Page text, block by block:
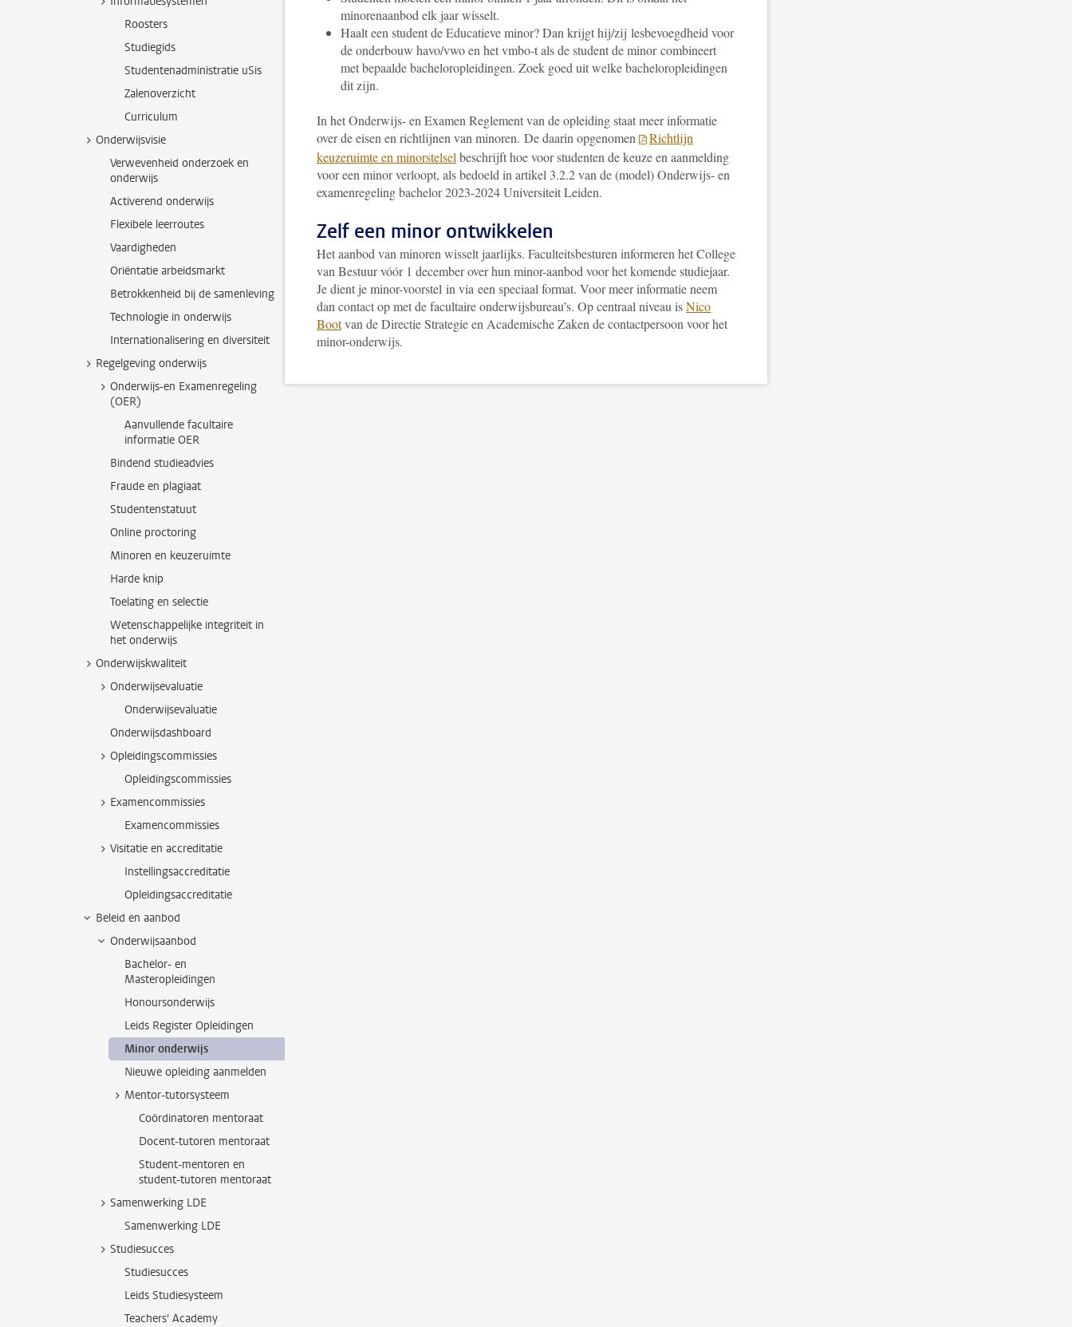
Roosters
Studiegids
Studentenadministratie uSis
Zalenoverzicht
Curriculum
Onderwijsvisie
Verwevenheid onderzoek en
onderwijs
Activerend onderwijs
Flexibele leerroutes
Vaardigheden
Oriëntatie arbeidsmarkt
Betrokkenheid bij de samenleving
Technologie in onderwijs
Internationalisering en diversiteit
Regelgeving onderwijs
Onderwijs-en Examenregeling
(OER)
Aanvullende facultaire
informatie OER
Bindend studieadvies
Fraude en plagiaat
Studentenstatuut
Online proctoring
Minoren en keuzeruimte
Harde knip
Toelating en selectie
Wetenschappelijke integriteit in
het onderwijs
Onderwijskwaliteit
Onderwijsevaluatie
Onderwijsevaluatie
Onderwijsdashboard
Opleidingscommissies
Opleidingscommissies
Examencommissies
Examencommissies
Visitatie en accreditatie
Instellingsaccreditatie
Opleidingsaccreditatie
Beleid en aanbod
Onderwijsaanbod
Bachelor- en
Masteropleidingen
Honoursonderwijs
Leids Register Opleidingen
Minor onderwijs
Nieuwe opleiding aanmelden
Mentor-tutorsysteem
Coördinatoren mentoraat
Docent-tutoren mentoraat
Student-mentoren en
student-tutoren mentoraat
Samenwerking LDE
Samenwerking LDE
Studiesucces
Studiesucces
Leids Studiesysteem
Teachers' Academy
minorenaanbod elk jaar wisselt.
Haalt een student de Educatieve minor? Dan krijgt hij/zij lesbevoegdheid voor
de onderbouw havo/vwo en het vmbo-t als de student de minor combineert
met bepaalde bacheloropleidingen. Zoek goed uit welke bacheloropleidingen
dit zijn.
In het Onderwijs- en Examen Reglement van de opleiding staat meer informatie
over de eisen en richtlijnen van minoren. De daarin opgenomen
Richtlijn
keuzeruimte en minorstelsel beschrijft hoe voor studenten de keuze en aanmelding
voor een minor verloopt, als bedoeld in artikel 3.2.2 van de (model) Onderwijs- en
examenregeling bachelor 2023-2024 Universiteit Leiden.
Zelf een minor ontwikkelen
Het aanbod van minoren wisselt jaarlijks. Faculteitsbesturen informeren het College
van Bestuur vóór 1 december over hun minor-aanbod voor het komende studiejaar.
Je dient je minor-voorstel in via een speciaal format. Voor meer informatie neem
dan contact op met de facultaire onderwijsbureau’s. Op centraal niveau isNico
Bootvan de Directie Strategie en Academische Zaken de contactpersoon voor het
minor-onderwijs.